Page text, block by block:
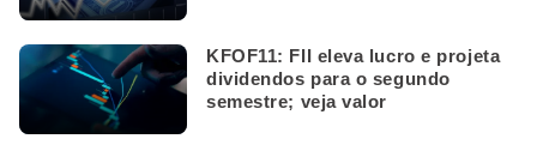
KFOF11: FII eleva lucro e projeta
dividendos para o segundo
semestre; veja valor